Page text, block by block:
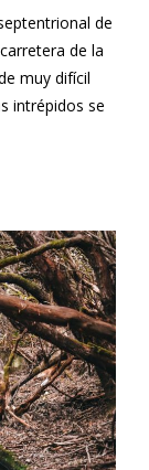
de
de la
muy difícil
intrépidos se